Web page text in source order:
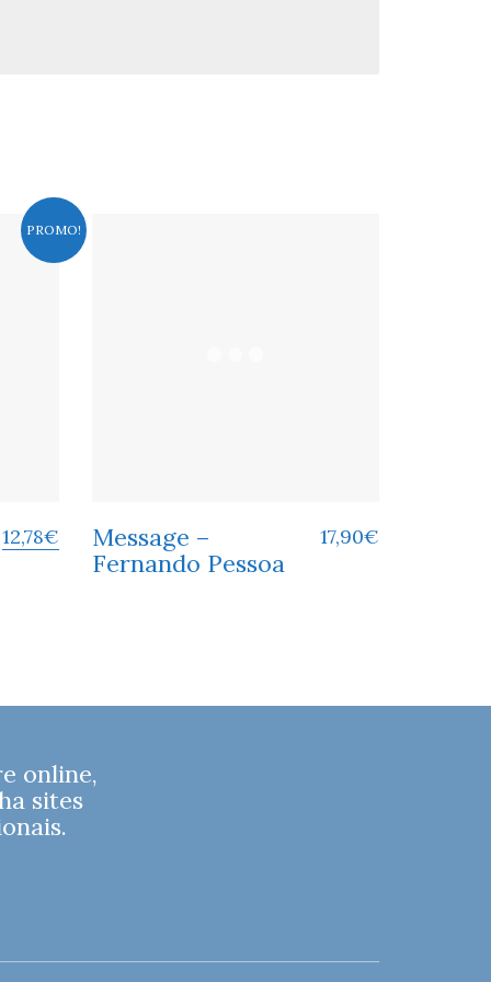
PROMO!
12,78€
Message –
Fernando Pessoa
17,90€
online,
sites